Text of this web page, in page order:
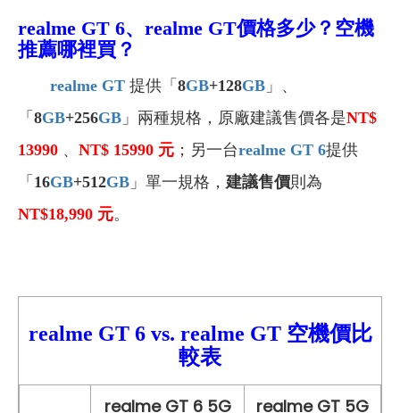
realme GT 6、realme GT價格多少？空機
推薦哪裡買？
realme GT 提供 「 8GB+128GB 」、
「 8GB+256GB 」兩種規格 ，原廠建議售價各是NT$
13990 、 NT$ 15990 元 ；另一台realme GT 6提供
「 16GB+512GB 」單一規格， 建議售價則為
NT$18,990 元。
realme GT 6 vs. realme GT空機價比
較表
realme GT 6 5G realme GT 5G